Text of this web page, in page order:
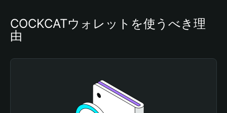
COCKCATウォレットを使うべき理
由